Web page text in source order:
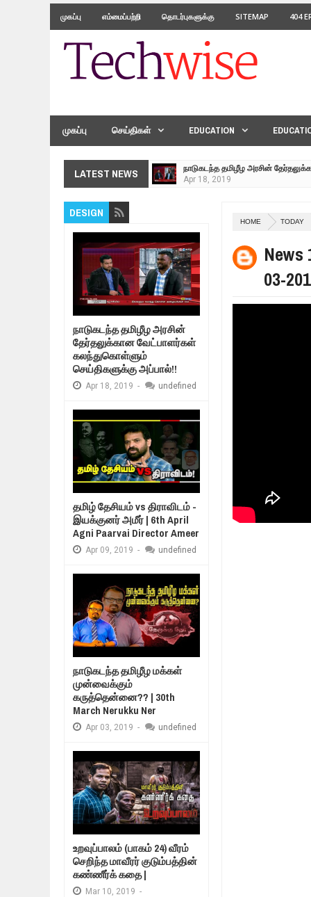
முகப்பு எம்மைப்பற்றி தொடர்புகளுக்கு SITEMAP 404
முகப்பு செய்திகள் EDUCATION
LATEST NEWS
நாடுகடந்த தமிழீழ அரசின்
Apr 18, 2019
தமிழ் தேசியம் VS திராவிடம் -
Apr 09, 2019
Mar
ஸ்ரீலங்கா ராணுவத்திடம்
Mar
மக்கள் போராட்டம் ஜெனீவாவிலிருந்து
Mar
MORE INTERNATIONAL NGOS
Feb
Feb
நாடுகடந்த தமிழீழ அரசாங்கத்தின்
Feb
HOME TODAY
News
03-
DESIGN
நாடுகடந்த தமிழீழ அரசின்
தேர்தலுக்கான வேட்பாளர்கள்
கலந்துகொள்ளும்
செய்திகளுக்கு அப்பால்!!
Apr 18, 2019 - undefined
தமிழ் தேசியம் vs திராவிடம் -
இயக்குனர் அமீர் | 6th April
Agni Paarvai Director Ameer
Apr 09, 2019 - undefined
நாடுகடந்த தமிழீழ மக்கள்
முன்வைக்கும்
கருத்தென்னை?? | 30th
March Nerukku Ner
Apr 03, 2019 - undefined
உறவுப்பாலம் (பாகம் 24) வீரம்
செறிந்த மாவீரர் குடும்பத்தின்
கண்ணீர்க் கதை |
Mar 10, 2019 -